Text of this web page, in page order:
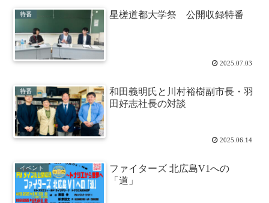
特番 星槎道都大学祭 公開収録特番
2025.07.03
特番
和田義明氏と川村裕樹副市長・羽
田好志社長の対談
2025.06.14
イベント
ファイターズ 北広島V1への
「道」